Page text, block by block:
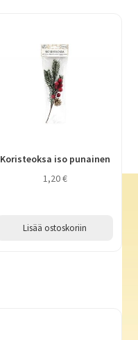
Koristeoksa iso punainen
1,20€
Lisää ostoskoriin